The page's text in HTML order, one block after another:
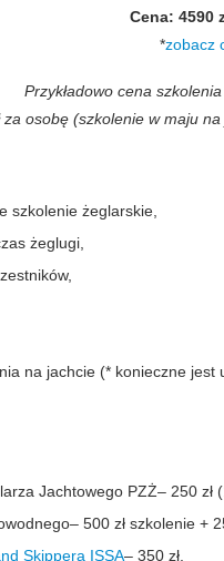
Cena: 4590
*zobacz
Przykładowo cena
za osobę (szkolenie w maju
szkolenie żeglarskie,
żeglugi,
na jachcie (* konieczne jest
Jachtowego PZŻ– 250 zł
500 zł szkolenie +
Skippera ISSA– 350 zł,